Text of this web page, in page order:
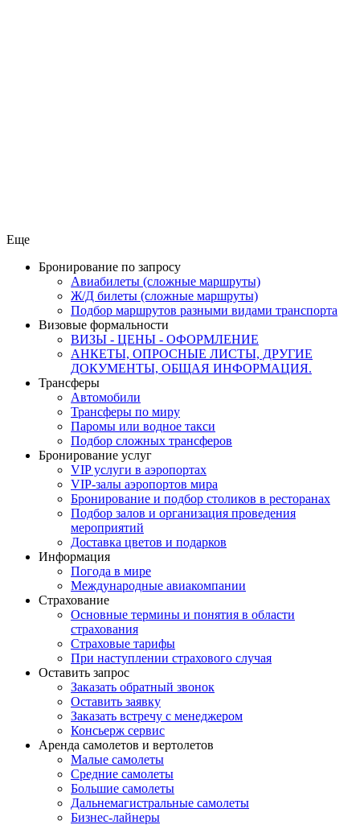
Еще
Бронирование по запросу
Авиабилеты (сложные маршруты)
Ж/Д билеты (сложные маршруты)
Подбор маршрутов разными видами транспорта
Визовые формальности
ВИЗЫ - ЦЕНЫ - ОФОРМЛЕНИЕ
АНКЕТЫ, ОПРОСНЫЕ ЛИСТЫ, ДРУГИЕ
ДОКУМЕНТЫ, ОБЩАЯ ИНФОРМАЦИЯ.
Трансферы
Автомобили
Трансферы по миру
Паромы или водное такси
Подбор сложных трансферов
Бронирование услуг
VIP услуги в аэропортах
VIP-залы аэропортов мира
Бронирование и подбор столиков в ресторанах
Подбор залов и организация проведения
мероприятий
Доставка цветов и подарков
Информация
Погода в мире
Международные авиакомпании
Страхование
Основные термины и понятия в области
страхования
Страховые тарифы
При наступлении страхового случая
Оставить запрос
Заказать обратный звонок
Оставить заявку
Заказать встречу с менеджером
Консьерж сервис
Аренда самолетов и вертолетов
Малые самолеты
Средние самолеты
Большие самолеты
Дальнемагистральные самолеты
Бизнес-лайнеры